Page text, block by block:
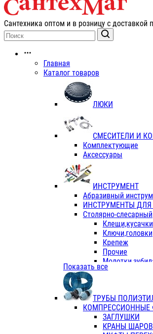
Сантехника оптом и в розницу с
Главная
Каталог товаров
ЛЮКИ
СМЕСИТЕЛИ И
Комплектующие
Аксессуары
ИНСТРУМЕНТ
Абразивный
ИНСТРУМЕНТЫ ДЛЯ
Столярно-слесарный
Клещи,кусачки
Ключи,головки
Крепеж
Прочие
Отвертки
Хоз. инвентарь
ЭЛ. ИНСТРУМЕНТ
Показать все
ТРУБЫ
КОМПРЕССИОННЫЕ
ЗАГЛУШКИ
КРАНЫ